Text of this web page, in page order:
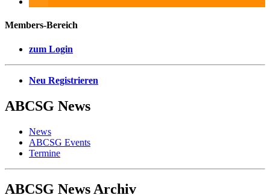
Members-Bereich
zum Login
Neu Registrieren
ABCSG News
News
ABCSG Events
Termine
ABCSG News Archiv